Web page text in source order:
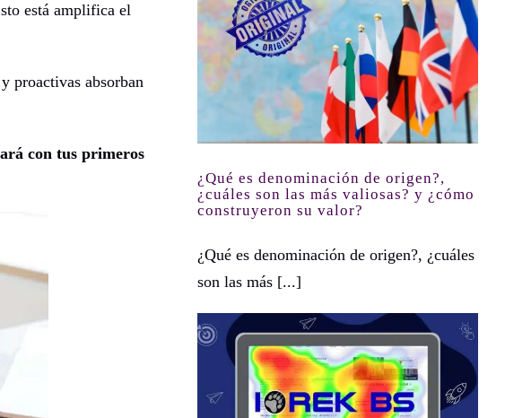
está amplifica el
proactivas absorban
con tus primeros
¿Qué es denominación de origen?,
¿cuáles son las más valiosas? y ¿cómo
construyeron su valor?
¿Qué es denominación de origen?, ¿cuáles
son las más [...]